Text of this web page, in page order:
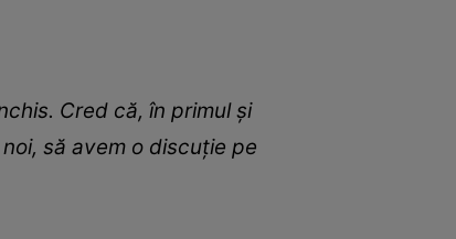
Cred că, în primul și
să avem o discuție pe